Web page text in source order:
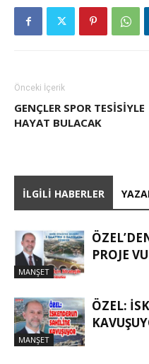
Önceki İçerik
GENÇLER SPOR TESISIYLE
HAYAT BULACAK
İLGILI HABERLER
MANŞET
PROJE
MANŞET
ÖZEL: